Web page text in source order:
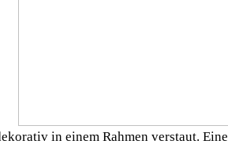
in einem Rahmen verstaut.